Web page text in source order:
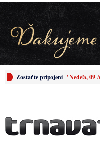
Zostaňte pripojení /Nedeľa, 09